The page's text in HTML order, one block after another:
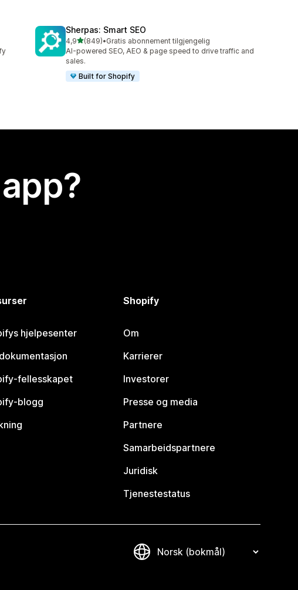
Sherpas: Smart SEO
4,9av 5 stjerner
(849)
Totalt 849 omtaler
•Gratis abonnement tilgjengelig
AI-powered SEO, AEO & page speed to drive traffic and
sales.
Built for Shopify
hjelpesenter
fellesskapet
blogg
Shopify
Om
Karrierer
Investorer
Presse og media
Partnere
Samarbeidspartnere
Juridisk
Tjenestestatus